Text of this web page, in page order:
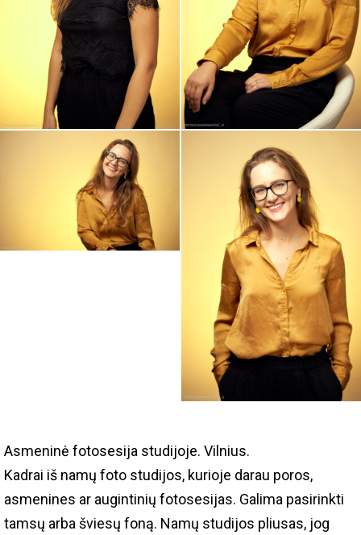
Asmeninė fotosesija studijoje. Vilnius.
Kadrai iš namų foto studijos, kurioje darau poros,
asmenines ar augintinių fotosesijas. Galima pasirinkti
tamsų arba šviesų foną. Namų studijos pliusas, jog